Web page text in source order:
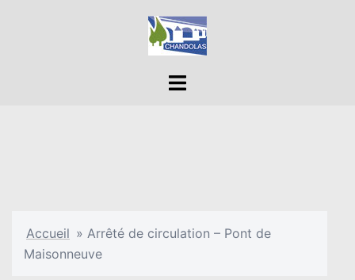
Ouvrir/fermer
Accueil » Arrêté de circulation – Pont de
Maisonneuve